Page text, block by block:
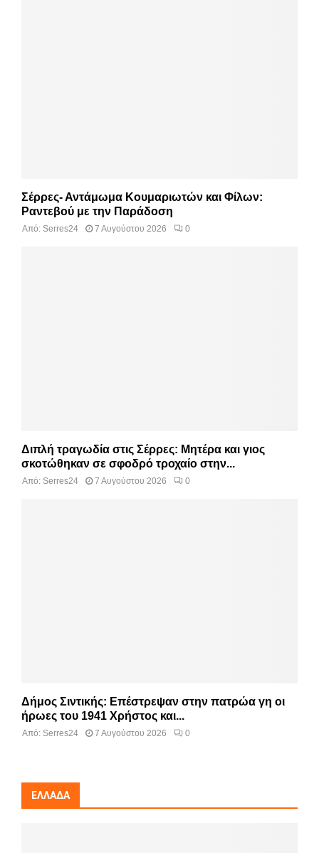
Σέρρες- Αντάμωμα Κουμαριωτών και Φίλων:
Ραντεβού με την Παράδοση
Από: Serres24 7 Αυγούστου 2026 0
Διπλή τραγωδία στις Σέρρες: Μητέρα και γιος
σκοτώθηκαν σε σφοδρό τροχαίο στην...
Από: Serres24 7 Αυγούστου 2026 0
Δήμος Σιντικής: Επέστρεψαν στην πατρώα γη οι
ήρωες του 1941 Χρήστος και...
Από: Serres24 7 Αυγούστου 2026 0
ΕΛΛΆΔΑ